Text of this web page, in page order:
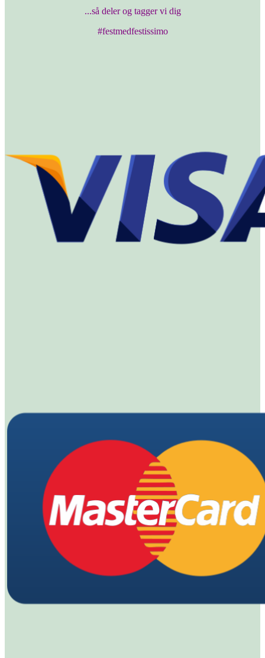
...så deler og tagger vi dig
#festmedfestissimo